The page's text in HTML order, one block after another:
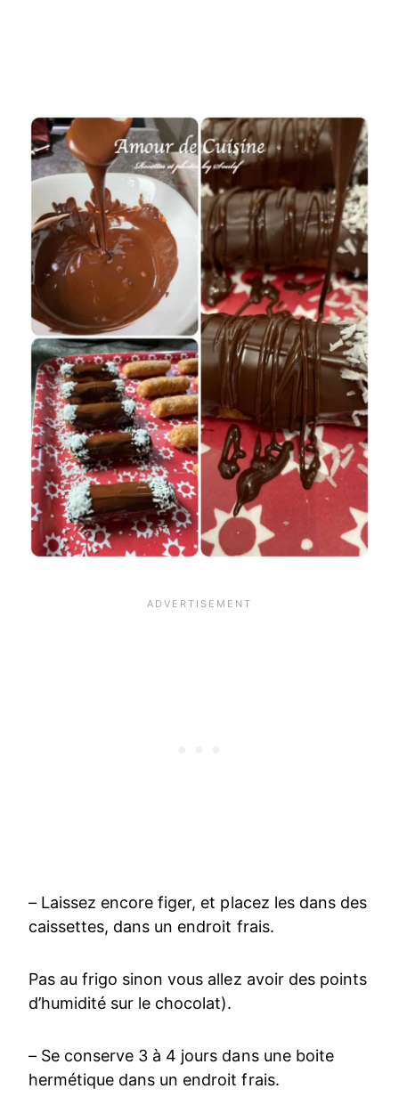
– Laissez encore figer, et placez les dans des
caissettes, dans un endroit frais.
Pas au frigo sinon vous allez avoir des points
d’humidité sur le chocolat).
– Se conserve 3 à 4 jours dans une boite
hermétique dans un endroit frais.